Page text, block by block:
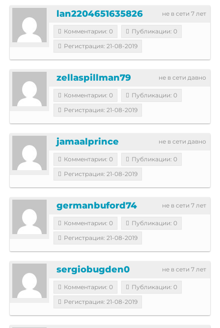
не в сети 7 лет
lan2204651635826
Комментарии: 0
Публикации: 0
Регистрация: 21-08-2019
не в сети давно
zellaspillman79
Комментарии: 0
Публикации: 0
Регистрация: 21-08-2019
не в сети давно
jamaalprince
Комментарии: 0
Публикации: 0
Регистрация: 21-08-2019
не в сети 7 лет
germanbuford74
Комментарии: 0
Публикации: 0
Регистрация: 21-08-2019
не в сети 7 лет
sergiobugden0
Комментарии: 0
Публикации: 0
Регистрация: 21-08-2019